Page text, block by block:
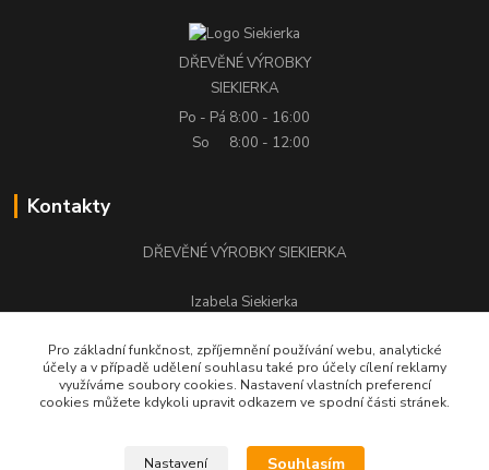
DŘEVĚNÉ VÝROBKY
SIEKIERKA
Po - Pá 8:00 - 16:00
So
8:00 - 12:00
Kontakty
DŘEVĚNÉ VÝROBKY SIEKIERKA
Izabela Siekierka
stolarstwo.siekierka@seznam.cz
Pro základní funkčnost, zpříjemnění používání webu, analytické
účely a v případě udělení souhlasu také pro účely cílení reklamy
využíváme soubory cookies. Nastavení vlastních preferencí
cookies můžete kdykoli upravit odkazem ve spodní části stránek.
Nastavení Souhlasím